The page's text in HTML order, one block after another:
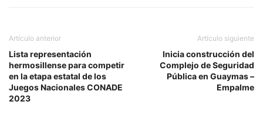
Artículo anterior
Lista representación
hermosillense para competir
en la etapa estatal de los
Juegos Nacionales CONADE
2023
Artículo siguiente
Inicia construcción del
Complejo de Seguridad
Pública en Guaymas –
Empalme